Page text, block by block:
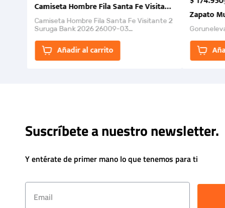
Camiseta Hombre Fila Santa Fe Visitante 2 Suruga
Camiseta Hombre Fila Santa Fe Visitante 2
Suruga Bank 2026 26009-03
la Et...
Añadir al carrito
Zapato
Suscríbete a nuestro newsletter.
Y entérate de primer mano lo que tenemos para ti